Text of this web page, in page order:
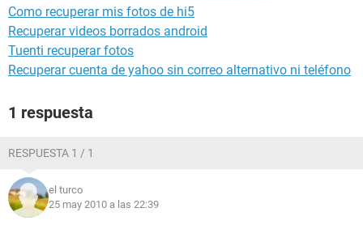
Como recuperar mis fotos de hi5
Recuperar videos borrados android
Tuenti recuperar fotos
Recuperar cuenta de yahoo sin correo alternativo ni teléfono
1 respuesta
RESPUESTA 1 / 1
el turco
25 may 2010 a las 22:39